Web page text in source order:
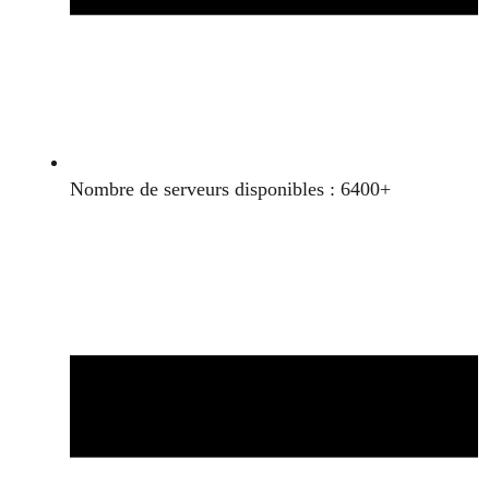
Nombre de serveurs disponibles : 6400+